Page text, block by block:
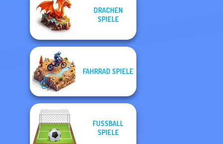
DRACHEN
SPIELE
FAHRRAD SPIELE
FUSSBALL S
PIELE